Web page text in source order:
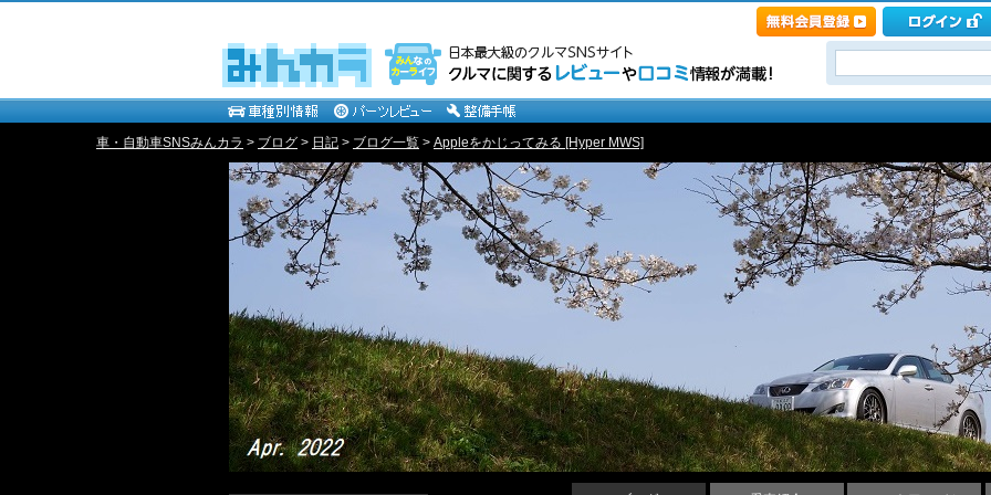
車・自動車SNSみんカラ > ブログ > 日記 > ブログ一覧 > Appleをかじってみる [Hyper MWS]